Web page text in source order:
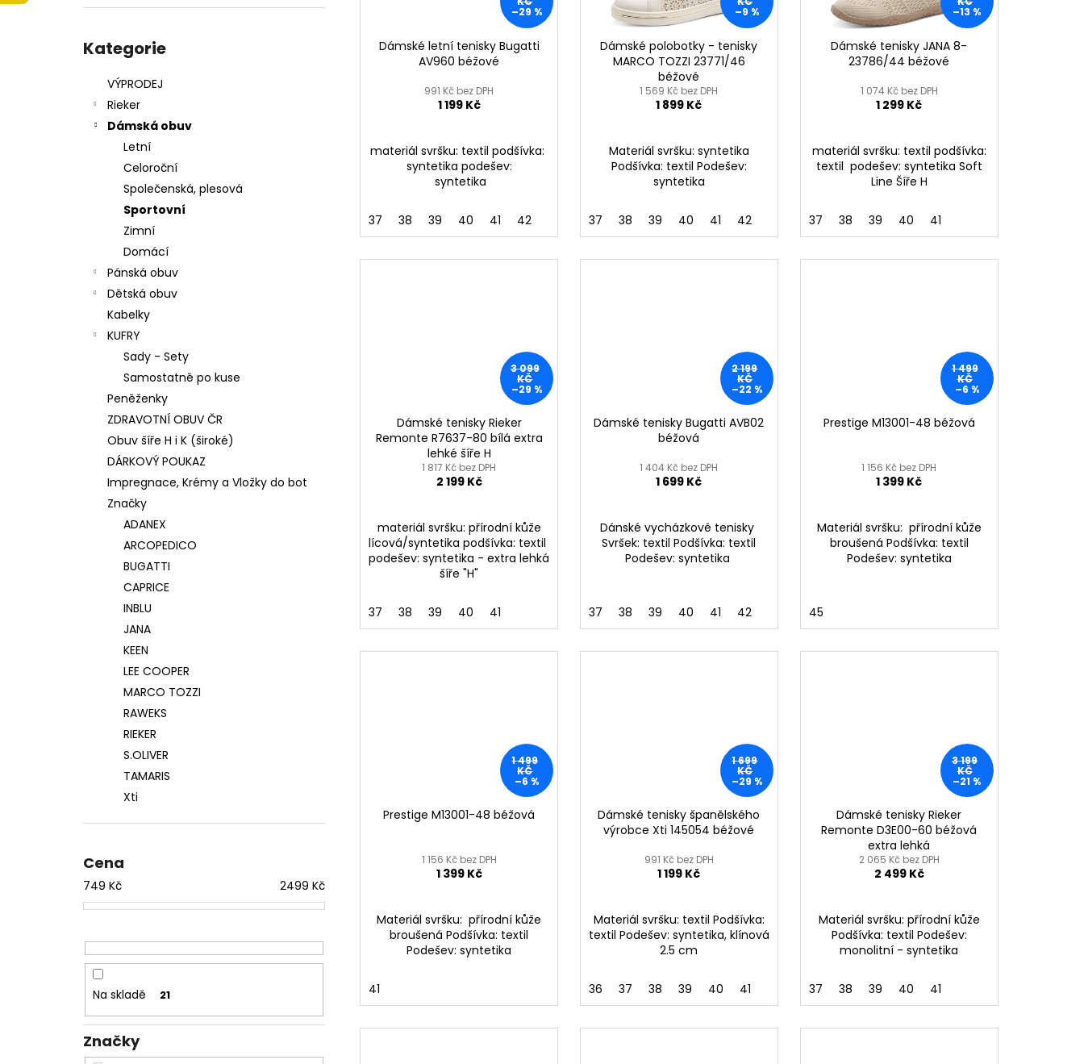
kategorie
Kategorie
VÝPRODEJ
Rieker
Dámská obuv
Letní
Celoroční
Společenská, plesová
Sportovní
Zimní
Domácí
Pánská obuv
Dětská obuv
Kabelky
KUFRY
Sady - Sety
Samostatně po kuse
Peněženky
ZDRAVOTNÍ OBUV ČR
Obuv šíře H i K (široké)
DÁRKOVÝ POUKAZ
Impregnace, Krémy a Vložky do bot
Značky
ADANEX
ARCOPEDICO
BUGATTI
CAPRICE
INBLU
JANA
KEEN
LEE COOPER
MARCO TOZZI
RAWEKS
RIEKER
S.OLIVER
TAMARIS
Xti
Cena
749 Kč 2499 Kč
Na skladě 21
Značky
–29 %
Dámské letní tenisky Bugatti
AV960 béžové
991 Kč bez DPH
1 199 Kč
materiál svršku: textil podšívka:
syntetika podešev:
syntetika
37 38 39 40 41 42
–9 %
Dámské polobotky - tenisky
MARCO TOZZI 23771/46
béžové
1 569 Kč bez DPH
1 899 Kč
Materiál svršku: syntetika
Podšívka: textil Podešev:
syntetika
37 38 39 40 41 42
–13 %
Dámské tenisky JANA 8-
23786/44 béžové
1 074 Kč bez DPH
1 299 Kč
materiál svršku: textil podšívka:
textil podešev: syntetika Soft
Line Šíře H
37 38 39 40 41
3 099
KČ
–29 %
Dámské tenisky Rieker
Remonte R7637-80 bílá extra
lehké šíře H
1 817 Kč bez DPH
2 199 Kč
materiál svršku: přírodní kůže
lícová/syntetika podšívka: textil
podešev: syntetika - extra lehká
šíře "H"
37 38 39 40 41
2 199
KČ
–22 %
Dámské tenisky Bugatti AVB02
béžová
1 404 Kč bez DPH
1 699 Kč
Dánské vycházkové tenisky
Svršek: textil Podšívka: textil
Podešev: syntetika
37 38 39 40 41 42
1 499
KČ
–6 %
Prestige M13001-48 béžová
1 156 Kč bez DPH
1 399 Kč
Materiál svršku: přírodní kůže
broušená Podšívka: textil
Podešev: syntetika
45
1 499
KČ
–6 %
Prestige M13001-48 béžová
1 156 Kč bez DPH
1 399 Kč
Materiál svršku: přírodní kůže
broušená Podšívka: textil
Podešev: syntetika
41
1 699
KČ
–29 %
Dámské tenisky španělského
výrobce Xti 145054 béžové
991 Kč bez DPH
1 199 Kč
Materiál svršku: textil Podšívka:
textil Podešev: syntetika, klínová
2.5 cm
36 37 38 39 40 41
3 199
KČ
–21 %
Dámské tenisky Rieker
Remonte D3E00-60 béžová
extra lehká
2 065 Kč bez DPH
2 499 Kč
Materiál svršku: přírodní kůže
Podšívka: textil Podešev:
monolitní - syntetika
37 38 39 40 41
699 Kč Původně: 2 799 Kč
499 Kč
Původně: 899 Kč